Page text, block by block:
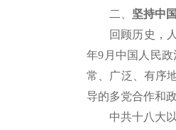
二、 坚持中
回顾历史，
年9月中国人民
常、广泛、有序
导的多党合作和
中共十八大